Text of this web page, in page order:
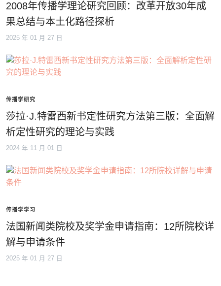
2008年传播学理论研究回顾：改革开放30年成
果总结与本土化路径探析
2025 年 01 月 27 日
传播学研究
莎拉·J.特雷西新书定性研究方法第三版：全面解
析定性研究的理论与实践
2024 年 11 月 01 日
传播学学习
法国新闻类院校及奖学金申请指南：12所院校详
解与申请条件
2025 年 01 月 27 日